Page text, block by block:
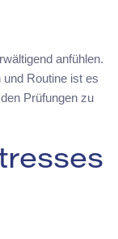
anfühlen.
Routine ist es
Prüfungen zu